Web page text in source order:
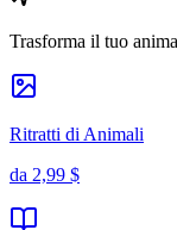
Trasforma il tuo
Ritratti di Animali
da 2,99 $